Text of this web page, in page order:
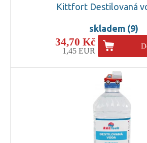
Kittfort Destilovaná
skladem (9)
34,70 Kč
1,45 EUR